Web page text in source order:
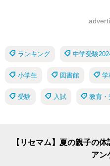
ランキング 中学受験
小学生 図書館 学
受験 入試 教育・
【リセマム】夏の親子の
アン